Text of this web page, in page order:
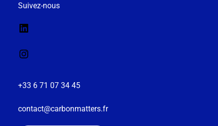
Suivez-nous
+33 6 71 07 34 45
contact@carbonmatters.fr